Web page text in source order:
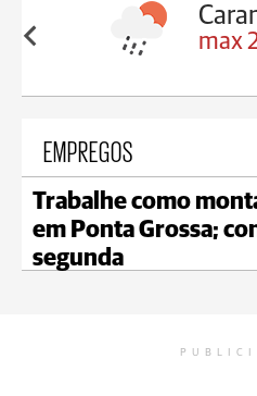
18°C max
EMPREGOS
Trabalhe como
em Ponta Grossa;
segunda